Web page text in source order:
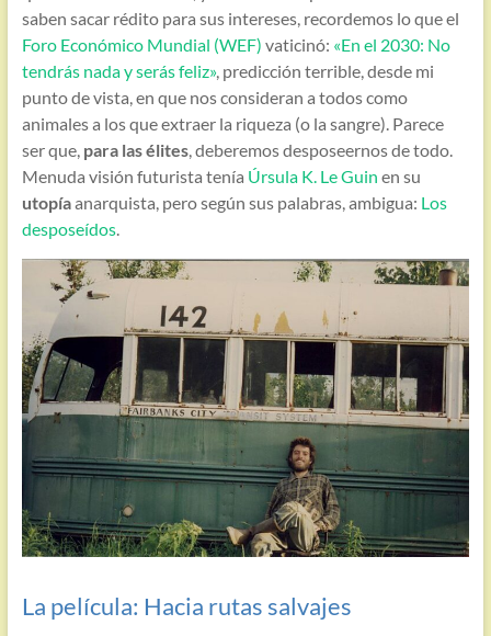
saben sacar rédito para sus intereses, recordemos lo que el
Foro Económico Mundial (WEF) vaticinó: «En el 2030: No
tendrás nada y serás feliz», predicción terrible, desde mi
punto de vista, en que nos consideran a todos como
animales a los que extraer la riqueza (o la sangre). Parece
ser que, para las élites, deberemos desposeernos de todo.
Menuda visión futurista tenía Úrsula K. Le Guin en su
utopíaanarquista, pero según sus palabras, ambigua: Los
desposeídos.
La película: Hacia rutas salvajes